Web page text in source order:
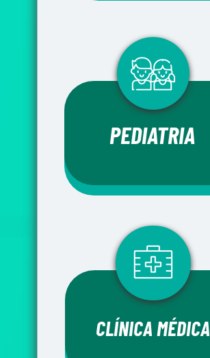
PEDIATRIA
CLÍNICA MÉDICA